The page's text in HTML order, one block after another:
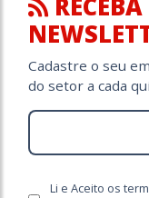
Cadastre o seu
do setor a cada
Li e Aceito os